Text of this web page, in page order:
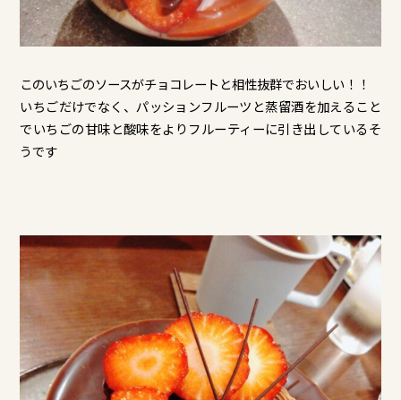
このいちごのソースがチョコレートと相性抜群でおいしい！！
いちごだけでなく、パッションフルーツと蒸留酒を加えること
でいちごの甘味と酸味をよりフルーティーに引き出しているそ
うです